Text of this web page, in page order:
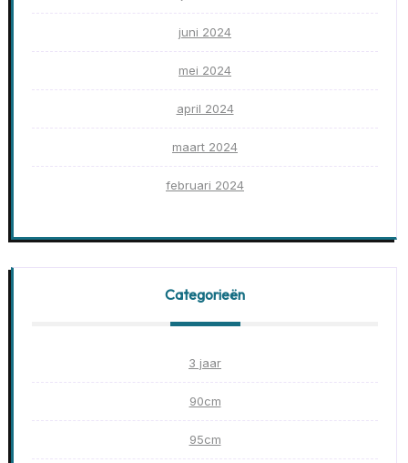
juni 2024
mei 2024
april 2024
maart 2024
februari 2024
Categorieën
3 jaar
90cm
95cm